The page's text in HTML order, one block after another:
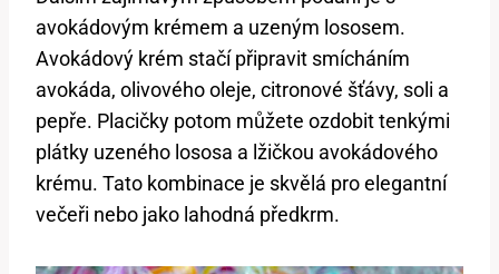
avokádovým krémem a uzeným lososem.
Avokádový krém stačí připravit smícháním
avokáda, olivového oleje, citronové šťávy, soli a
pepře. Placičky potom můžete ozdobit tenkými
plátky uzeného lososa a lžičkou avokádového
krému. Tato kombinace je skvělá pro elegantní
večeři nebo jako lahodná předkrm.